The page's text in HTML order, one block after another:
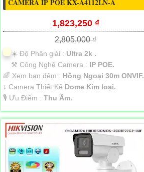
CAMERA IP POE KX-A4112LN-A
1,823,250 ₫
2,805,000 ₫
☀️ Độ Phân giải : Ultra 2k .
⚒ Công Nghệ Camera : IP POE.
🌈 Xem ban đêm : Hồng Ngoại 30m ONVIF.
↕️ Camera Thiết Kế Dome Kim loại.
️🎙 Ưu Điểm : Thu Âm.